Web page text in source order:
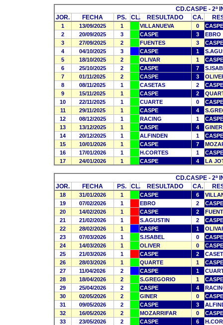
CD.CASPE - 2ª
JOR.
FECHA PS. CL. RESULTADO CA.
1 13/09/2025 1 VILLANUEVA 0
CASPE
2
20/09/2025 3 CASPE 3
EBRO
3
27/09/2025 2 FUENTES 3
CASPE
4
04/10/2025 3 CASPE 1
5
18/10/2025 2 OLIVAR 1
CASPE
6
25/10/2025 2 CASPE 7
7
01/11/2025 2 CASPE 3
8
08/11/2025 1 CASETAS 2
CASPE
9
15/11/2025 1 CASPE 2
10
22/11/2025 1 CUARTE 0
CASPE
11
29/11/2025 1 CASPE 4
12
08/12/2025 1 RACING 1
CASPE
13
13/12/2025 1 CASPE 4
GINER
14
20/12/2025 1 ALFINDEN 1
CASPE
15
10/01/2026 1 CASPE 7
16
17/01/2026 1 H.CORTES 1
CASPE
17
24/01/2026 1 CASPE 4 LA
CD.CASPE - 2ª
JOR.
FECHA PS. CL. RESULTADO CA.
18 31/01/2026 1 CASPE 6
19
07/02/2026 1 EBRO 2
CASPE
20
14/02/2026 1 CASPE 2
21
21/02/2026 1 S.AGUSTIN 2
CASPE
22
28/02/2026 1 CASPE 1
23
07/03/2026 1 S.ISABEL 0
CASPE
24
14/03/2026 1 OLIVER 0
CASPE
25
21/03/2026 1 CASPE 2
26
28/03/2026 1 QUARTE 1
CASPE
27
11/04/2026 2 CASPE 1
28
18/04/2026 2 S.GREGORIO 1
CASPE
29
25/04/2026 2 CASPE 4
30
02/05/2026 2 GINER 0
CASPE
31
09/05/2026 2 CASPE 3
32
16/05/2026 2 MOZARRIFAR 0
CASPE
33
23/05/2026 2 CASPE 6